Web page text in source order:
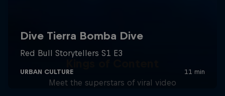
Meet the superstars of viral video